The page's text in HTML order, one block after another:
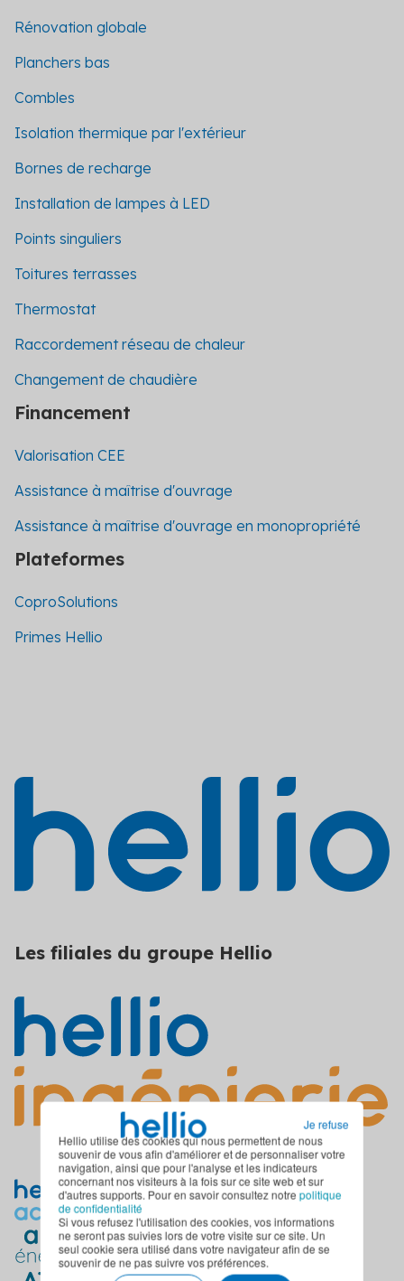
Hellio utilise des cookies qui nous permettent de nous
souvenir de vous afin d'améliorer et de personnaliser votre
navigation, ainsi que pour l'analyse et les indicateurs
concernant nos visiteurs à la fois sur ce site web et sur
d'autres supports. Pour en savoir consultez notre politique
de confidentialité
Si vous refusez l'utilisation des cookies, vos informations
ne seront pas suivies lors de votre visite sur ce site. Un
seul cookie sera utilisé dans votre navigateur afin de se
souvenir de ne pas suivre vos préférences.
Je refuse
Rénovation globale
Planchers bas
Combles
Isolation thermique par l'extérieur
Bornes de recharge
Installation de lampes à LED
Points singuliers
Toitures terrasses
Thermostat
Raccordement réseau de chaleur
Changement de chaudière
Financement
Valorisation CEE
Assistance à maîtrise d'ouvrage
Assistance à maîtrise d'ouvrage en monopropriété
Plateformes
CoproSolutions
Primes Hellio
Les filiales du groupe Hellio